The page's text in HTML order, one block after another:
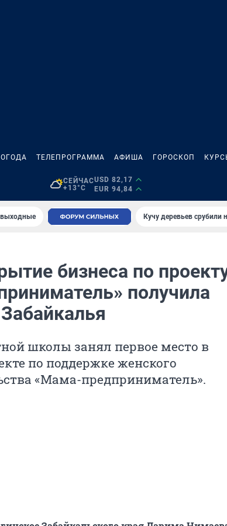
ТЕЛЕПРОГРАММА АФИША ГОРОСКОП
СЕЙЧАС
+13°C
USD 82,17
EUR 94,84
выходные Кучу деревьев срубили
бизнеса по
получила
школы занял первое место в
по поддержке женского
«Мама-предприниматель».